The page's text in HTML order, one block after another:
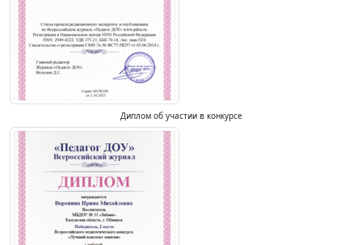
Диплом об участии в конкурсе